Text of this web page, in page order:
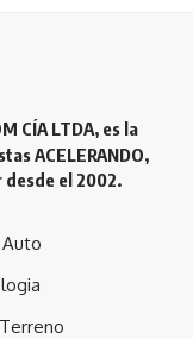
CÍA LTDA, es la
ACELERANDO,
el 2002.